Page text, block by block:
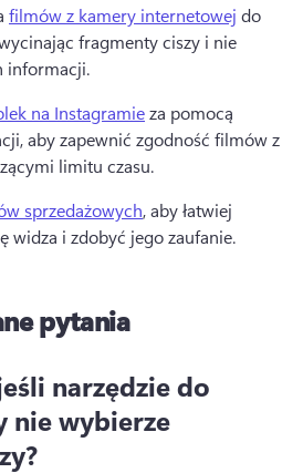
filmów z kamery internetowej do
fragmenty ciszy i nie
informacji.
na Instagramie za pomocą
aby zapewnić zgodność filmów z
limitu czasu.
sprzedażowych, aby łatwiej
widza i zdobyć jego zaufanie.
pytania
narzędzie do
nie wybierze